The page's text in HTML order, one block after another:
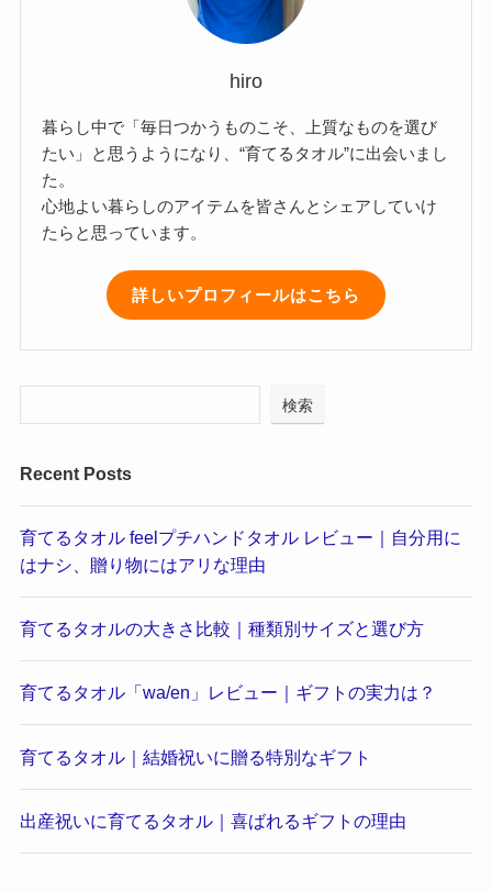
hiro
暮らし中で「毎日つかうものこそ、上質なものを選び
たい」と思うようになり、“育てるタオル”に出会いまし
た。
心地よい暮らしのアイテムを皆さんとシェアしていけ
たらと思っています。
詳しいプロフィールはこちら
検索
Recent Posts
育てるタオル feelプチハンドタオル レビュー｜自分用に
はナシ、贈り物にはアリな理由
育てるタオルの大きさ比較｜種類別サイズと選び方
育てるタオル「wa/en」レビュー｜ギフトの実力は？
育てるタオル｜結婚祝いに贈る特別なギフト
出産祝いに育てるタオル｜喜ばれるギフトの理由